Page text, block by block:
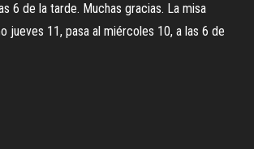
6 de la tarde. Muchas gracias. La misa
jueves 11, pasa al miércoles 10, a las 6 de